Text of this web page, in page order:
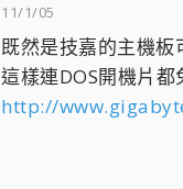
電供：全漢FSP聖武士650W
OS：Windows10 x64日文
CPU：AMD PhenomII X4 820
CPU散熱器：黄金戰士小塔
11/1/05
既然是技嘉的主機
這樣連DOS開機片都
http://